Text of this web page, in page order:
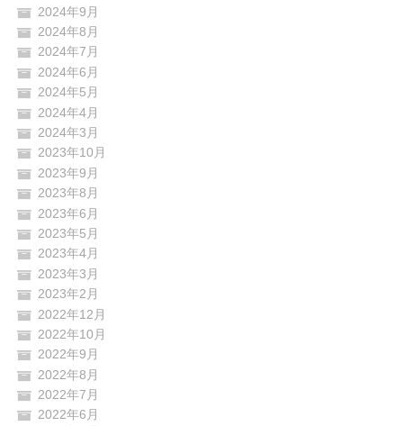
2024年9月
2024年8月
2024年7月
2024年6月
2024年5月
2024年4月
2024年3月
2023年10月
2023年9月
2023年8月
2023年6月
2023年5月
2023年4月
2023年3月
2023年2月
2022年12月
2022年10月
2022年9月
2022年8月
2022年7月
2022年6月